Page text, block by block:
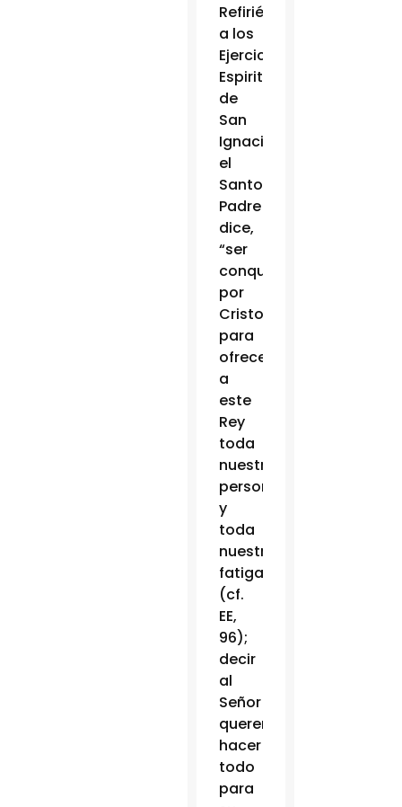
Refiriéndose
a los
Ejercicios
Espirituales
de
San
Ignacio,
el
Santo
Padre
dice,
“ser
conquistado
por
Cristo
para
ofrecer
a
este
Rey
toda
nuestra
persona
y
toda
nuestra
fatiga
(cf.
EE,
96);
decir
al
Señor
querer
hacer
todo
para